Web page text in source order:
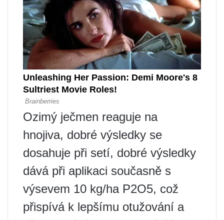
Ozimý ječmen reaguje na
hnojiva, dobré výsledky se
dosahuje při setí, dobré výsledky
dává při aplikaci současně s
výsevem 10 kg/ha P2O5, což
přispívá k lepšímu otužování a